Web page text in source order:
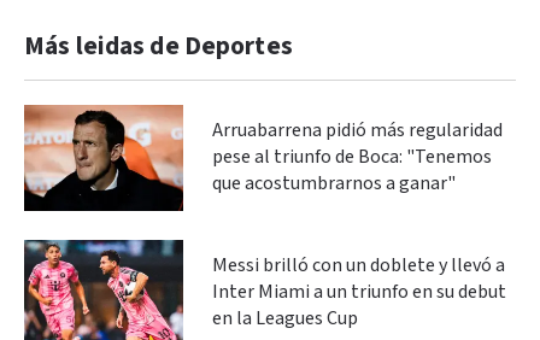
Más leidas de Deportes
Arruabarrena pidió más regularidad
pese al triunfo de Boca: "Tenemos
que acostumbrarnos a ganar"
Messi brilló con un doblete y llevó a
Inter Miami a un triunfo en su debut
en la Leagues Cup